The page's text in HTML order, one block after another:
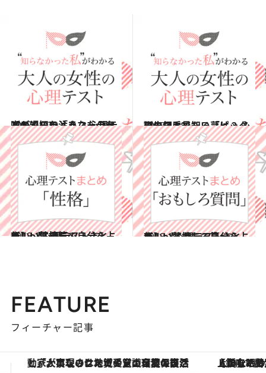
2017.12.30
喉が渇いたときコーラをどのくらい注ぐ？ 心理テストで知る「あなたのセンス」
占い 2017.12.8
誕生日に見たい夢は？ 心理テストで知る「ピッタリの相手」
占い
2018.1.3
新しい気持ちで自分を占う！ 【心理テストまとめ】～性格篇～
占い 2018.1.4
新しい気持ちで自分を占う！ 【心理テストまとめ】～おもしろ篇～
占い
FEATURE
フィーチャー記事
【銀座で出合う最旬美容】美髪ケアや上質な眠り…セルフケアのアップデートから、特別な名入れギフトまで。大人のための「ReFa GINZA」クルーズ